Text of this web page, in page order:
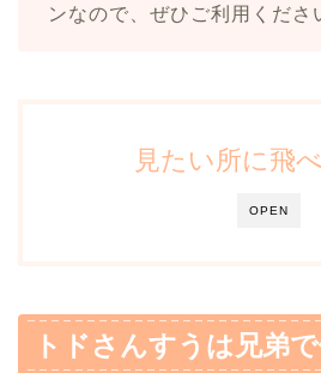
ンなので、ぜひご利用くださ
OPEN
見たい所に飛
トドさんすうは兄弟